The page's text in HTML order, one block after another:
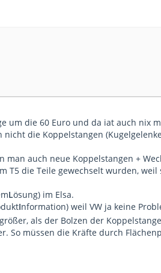
um die 60 Euro und da iat auch nix
die Koppelstangen
auch neue Koppelstangen +
T5 die Teile gewechselt wurden, weil
Lösung) im Elsa.
Information) weil VW ja keine
als der Bolzen der
So müssen die Kräfte durch